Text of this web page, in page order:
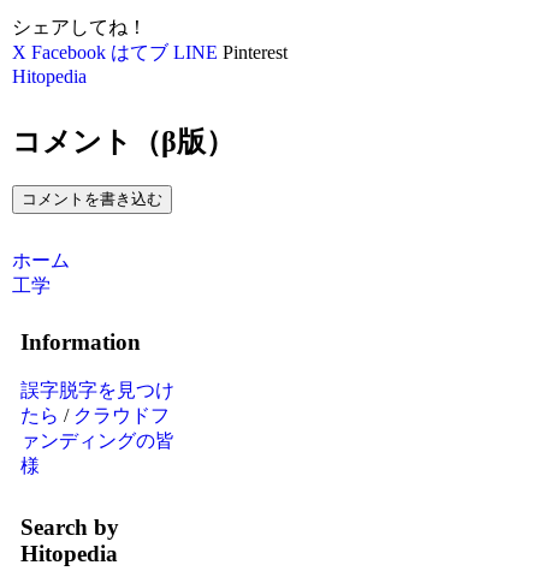
シェアしてね！
X Facebook はてブ LINE Pinterest
Hitopedia
コメント（β版）
コメントを書き込む
ホーム
工学
Information
誤字脱字を見つけ
たら / クラウドフ
ァンディングの皆
様
Search by
Hitopedia